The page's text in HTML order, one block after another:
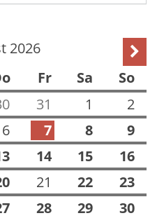
2026
Fr Sa
So
31 1
2
6 7 8
9
14 15
16
21 22
23
28 29
30